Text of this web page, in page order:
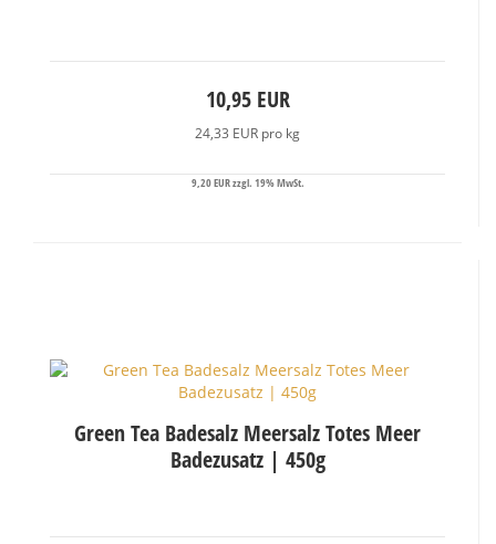
10,95 EUR
24,33 EUR pro kg
9,20 EUR zzgl. 19% MwSt.
Green Tea Badesalz Meersalz Totes Meer
Badezusatz | 450g